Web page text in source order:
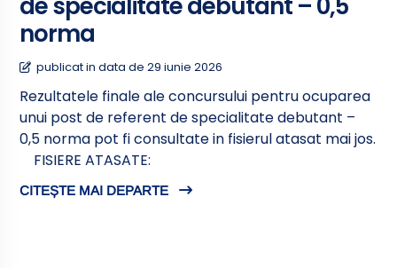
norma
publicat in data de 29 iunie 2026
Rezultatele finale ale concursului pentru ocuparea
unui post de referent de specialitate debutant –
0,5 norma pot fi consultate in fisierul atasat mai jos.
FISIERE ATASATE:
CITEȘTE MAI DEPARTE